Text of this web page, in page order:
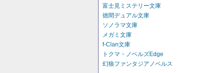
富士見ミステリー文庫
徳間デュアル文庫
ソノラマ文庫
メガミ文庫
f-Clan文庫
トクマ・ノベルズEdge
幻狼ファンタジアノベルス